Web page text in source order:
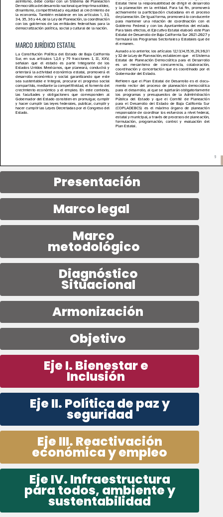
Presentación
Marco legal
Marco
metodológico
Diagnóstico
Situacional
Armonización
Objetivo
Eje I. Bienestar e
Inclusión
Eje II. Política de paz y
seguridad
Eje III. Reactivación
económica y empleo
Eje IV. Infraestructura
para todos, ambiente y
sustentabilidad